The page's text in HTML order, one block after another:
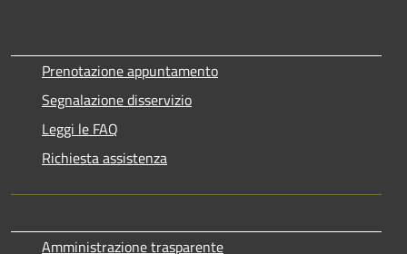
Prenotazione appuntamento
Segnalazione disservizio
Leggi le FAQ
Richiesta assistenza
Amministrazione trasparente